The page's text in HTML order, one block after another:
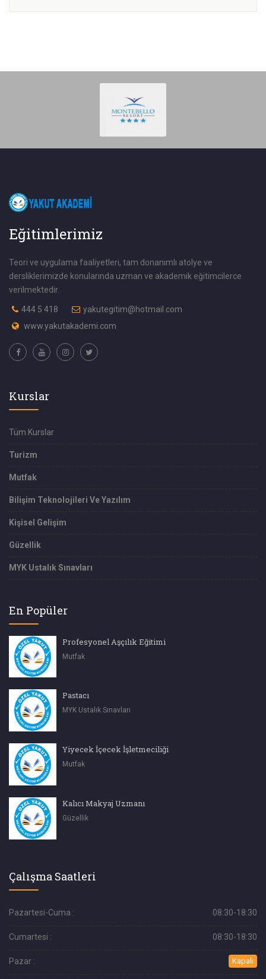
Eğitimlerimiz
Teori ve uygulama faaliyetleri, tam donanımlı atolye ve
dersliklerimizde konularında uzman ve akademik eğitimcilerce
verilmektedir.
444 5 418
yakutegitim@hotmail.com
www.yakutakademi.com
Kurslar
Tüm Kurslar
Turizm
Mutfak
Bilişim Teknolojileri Ve Yazılım
Kişisel Gelişim
Güzellik
MYK Ustalık Sınavları
En Popüler
Profesyonel Aşçılık Eğitimi
Mutfak
Pastacı
MYK Ustalık Sınavları
Yiyecek İçecek İşletmeciliği
Mutfak
Kalıcı Makyaj Uzmanı
Güzellik
Çalışma Saatleri
Pazartesi-Cuma : 08:30-18:30
Cumartesi : 08:30-18:30
Pazar : Kapalı